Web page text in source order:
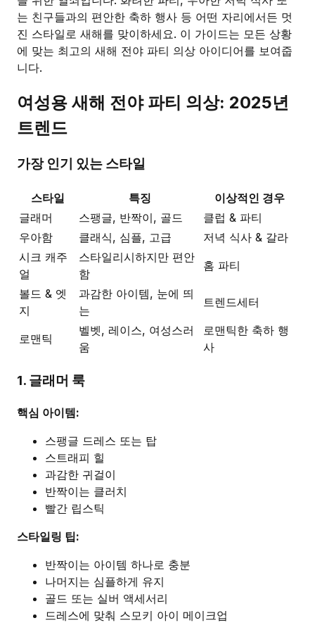
는 친구들과의 편안한 축하 행사 등 어떤 자리에서든 멋
진 스타일로 새해를 맞이하세요. 이 가이드는 모든 상황
에 맞는 최고의 새해 전야 파티 의상 아이디어를 보여줍
니다.
여성용 새해 전야 파티 의상: 2025년
트렌드
가장 인기 있는 스타일
스타일 특징
이상적인 경우
글래머
스팽글, 반짝이, 골드
클럽 & 파티
우아함
클래식, 심플, 고급
저녁 식사 & 갈라
시크 캐주
얼
스타일리시하지만 편안
함
홈 파티
볼드 & 엣
지
과감한 아이템, 눈에 띄
는
트렌드세터
로맨틱
벨벳, 레이스, 여성스러
움
로맨틱한 축하 행
사
1. 글래머 룩
핵심 아이템:
스팽글 드레스 또는 탑
스트래피 힐
과감한 귀걸이
반짝이는 클러치
빨간 립스틱
스타일링 팁:
반짝이는 아이템 하나로 충분
나머지는 심플하게 유지
골드 또는 실버 액세서리
드레스에 맞춰 스모키 아이 메이크업